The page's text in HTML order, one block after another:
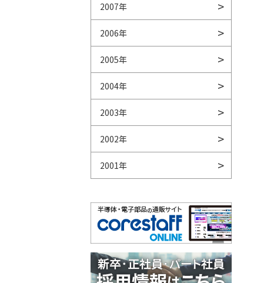
2007年
2006年
2005年
2004年
2003年
2002年
2001年